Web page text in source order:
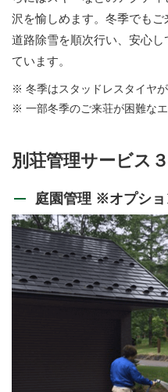
沢を愉しめます。冬季でも
道路除雪を順次行い、安心
ています。
※ 冬季はスタッドレスタイヤ
※ 一部冬季のご来荘が困難な
別荘管理サービス３
庭園管理 ※オプショ